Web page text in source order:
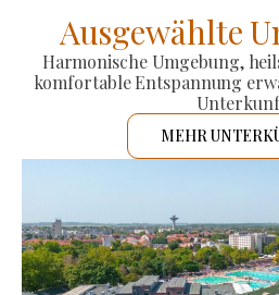
Ausgewählte
Harmonische Umgebung,
komfortable Entspannung
MEHR